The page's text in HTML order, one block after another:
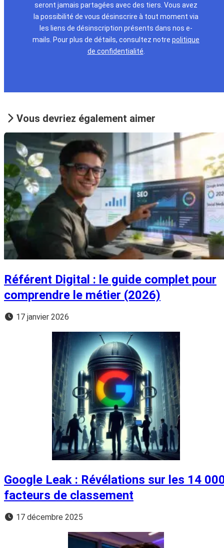
seront jamais partagées avec des tiers. Vous avez
la possibilité de vous désinscrire à tout moment via
les liens de désinscription présents dans nos e-
mails. Pour plus de détails, consultez notre politique
de confidentialité
Vous devriez également aimer
Référent Digital : le guide complet pour
comprendre le métier (2026)
17 janvier 2026
Google Leak : Révélations sur les 14
facteurs de classement
17 décembre 2025